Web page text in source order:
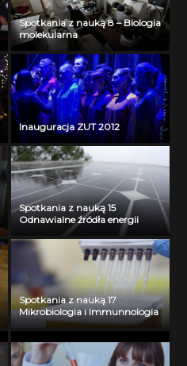
Spotkania z nauką 8 – Biologia
molekularna
Inauguracja ZUT 2012
Spotkania z nauką 15
Odnawialne źródła energii
Spotkania z nauką 17
Mikrobiologia i Immunnologia